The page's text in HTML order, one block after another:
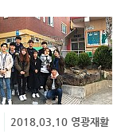
2018.03.10 영광재활